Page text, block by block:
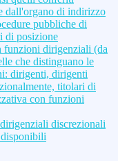
dall'organo di indirizzo
pubbliche di
di posizione
funzioni dirigenziali (da
che distinguano le
dirigenti, dirigenti
titolari di
con funzioni
discrezionali